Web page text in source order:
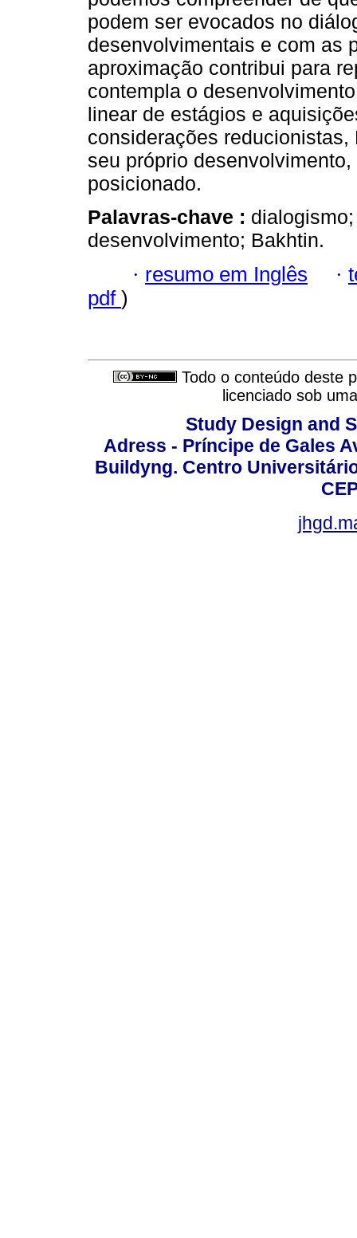
podem ser evocados no
desenvolvimentais e com as
aproximação contribui para
contempla o
linear de estágios e
considerações
seu próprio
posicionado.
Palavras-chave :
desenvolvimento; Bakhtin.
· resumo em Inglês ·
pdf )
Todo o conteúdo deste
licenciado sob
Study Design and
Adress - Príncipe de Gales
Buildyng. Centro